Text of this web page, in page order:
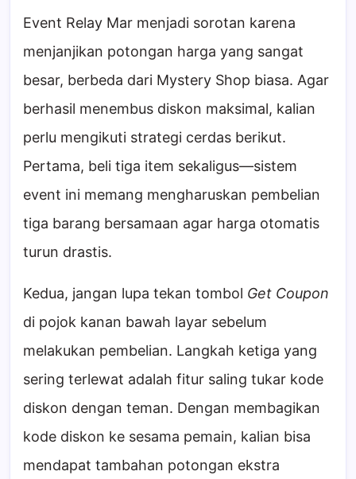
Event Relay Mar menjadi sorotan karena
menjanjikan potongan harga yang sangat
besar, berbeda dari Mystery Shop biasa. Agar
berhasil menembus diskon maksimal, kalian
perlu mengikuti strategi cerdas berikut.
Pertama, beli tiga item sekaligus—sistem
event ini memang mengharuskan pembelian
tiga barang bersamaan agar harga otomatis
turun drastis.
Kedua, jangan lupa tekan tombol Get Coupon
di pojok kanan bawah layar sebelum
melakukan pembelian. Langkah ketiga yang
sering terlewat adalah fitur saling tukar kode
diskon dengan teman. Dengan membagikan
kode diskon ke sesama pemain, kalian bisa
mendapat tambahan potongan ekstra